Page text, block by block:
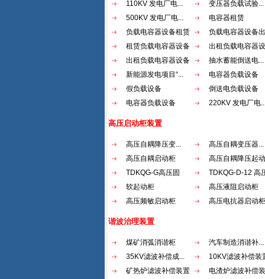
110KV 发电厂电...
变压器负载试验...
500KV 发电厂电...
电容器租赁
负载电容器设备租赁
负载电容器设备
租赁负载电容器设备
出租负载电容器
出租负载电容器设备
抽水蓄能倒送电...
新能源发电项目“...
电容器负载设备
假负载设备
倒送电负载设备
电容器负载设备
220KV 发电厂电
高压启动柜装置
高压自耦降压变...
高压自耦变压器...
高压自耦启动柜
高压自耦降压起
TDKQG-G高压固
态...
TDKQG-D-12 高
软起动柜
高压液阻启动柜
高压频敏启动柜
高压电抗器启动柜
谐波治理装置
煤矿消弧消谐柜
汽车制造消谐补...
35KV滤波补偿成...
10KV滤波补偿装
矿热炉滤波补偿装置
电渣炉滤波补偿